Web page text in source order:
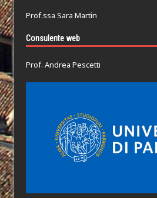
Prof.ssa Sara Martin
Consulente web
Prof. Andrea Pescetti